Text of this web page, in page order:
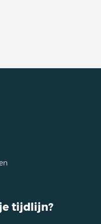
tijdlijn?